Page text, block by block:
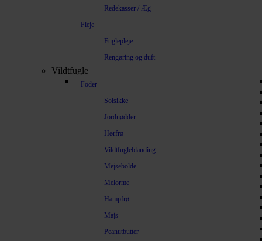
Redekasser / Æg
Pleje
Fuglepleje
Rengøring og duft
Vildtfugle
Foder
Solsikke
Jordnødder
Hørfrø
Vildtfugleblanding
Mejsebolde
Melorme
Hampfrø
Majs
Peanutbutter